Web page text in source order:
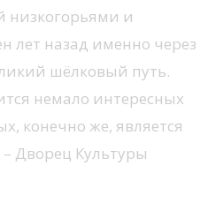
низкогорьями и
лет назад именно через
шёлковый путь.
немало интересных
конечно же, является
Дворец Культуры